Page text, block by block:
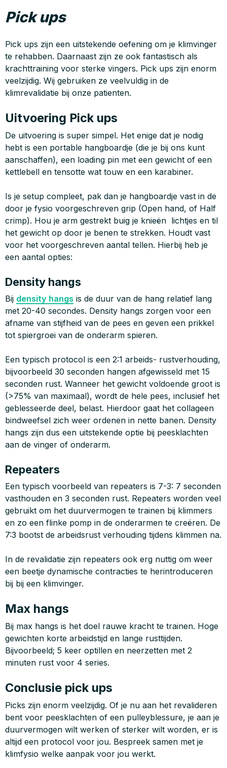
Pick ups
Pick ups zijn een uitstekende oefening om je klimvinger
te rehabben. Daarnaast zijn ze ook fantastisch als
krachttraining voor sterke vingers. Pick ups zijn enorm
veelzijdig. Wij gebruiken ze veelvuldig in de
klimrevalidatie bij onze patienten.
Uitvoering Pick ups
De uitvoering is super simpel. Het enige dat je nodig
hebt is een portable hangboardje (die je bij ons kunt
aanschaffen), een loading pin met een gewicht of een
kettlebell en tensotte wat touw en een karabiner.
Is je setup compleet, pak dan je hangboardje vast in de
door je fysio voorgeschreven grip (Open hand, of Half
crimp). Hou je arm gestrekt buig je knieën lichtjes en til
het gewicht op door je benen te strekken. Houdt vast
voor het voorgeschreven aantal tellen. Hierbij heb je
een aantal opties:
Density hangs
Bij density hangs is de duur van de hang relatief lang
met 20-40 secondes. Density hangs zorgen voor een
afname van stijfheid van de pees en geven een prikkel
tot spiergroei van de onderarm spieren.
Een typisch protocol is een 2:1 arbeids- rustverhouding,
bijvoorbeeld 30 seconden hangen afgewisseld met 15
seconden rust. Wanneer het gewicht voldoende groot is
(>75% van maximaal), wordt de hele pees, inclusief het
geblesseerde deel, belast. Hierdoor gaat het collageen
bindweefsel zich weer ordenen in nette banen. Density
hangs zijn dus een uitstekende optie bij peesklachten
aan de vinger of onderarm.
Repeaters
Een typisch voorbeeld van repeaters is 7-3: 7 seconden
vasthouden en 3 seconden rust. Repeaters worden veel
gebruikt om het duurvermogen te trainen bij klimmers
en zo een flinke pomp in de onderarmen te creëren. De
7:3 bootst de arbeidsrust verhouding tijdens klimmen na.
In de revalidatie zijn repeaters ook erg nuttig om weer
een beetje dynamische contracties te herintroduceren
bij bij een klimvinger.
Max hangs
Bij max hangs is het doel rauwe kracht te trainen. Hoge
gewichten korte arbeidstijd en lange rusttijden.
Bijvoorbeeld; 5 keer optillen en neerzetten met 2
minuten rust voor 4 series.
Conclusie pick ups
Picks zijn enorm veelzijdig. Of je nu aan het revalideren
bent voor peesklachten of een pulleyblessure, je aan je
duurvermogen wilt werken of sterker wilt worden, er is
altijd een protocol voor jou. Bespreek samen met je
klimfysio welke aanpak voor jou werkt.